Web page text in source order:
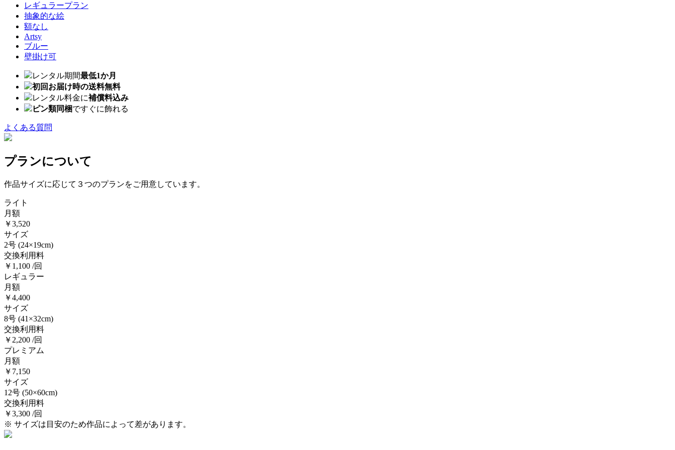
レギュラープラン
抽象的な絵
額なし
Artsy
ブルー
壁掛け可
レンタル期間最低1か月
初回お届け時の送料無料
レンタル料金に補償料込み
ピン類同梱ですぐに飾れる
よくある質問
プランについて
作品サイズに応じて３つのプランをご用意しています。
ライト
月額
￥3,520
サイズ
2号 (24×19cm)
交換利用料
￥1,100 /回
レギュラー
月額
￥4,400
サイズ
8号 (41×32cm)
交換利用料
￥2,200 /回
プレミアム
月額
￥7,150
サイズ
12号 (50×60cm)
交換利用料
￥3,300 /回
※ サイズは目安のため作品によって差があります。